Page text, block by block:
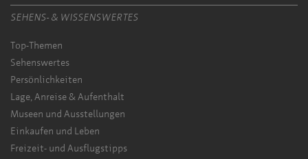
SEHENS- & WISSENSWERTES
Top-Themen
Sehenswertes
Persönlichkeiten
Lage, Anreise & Aufenthalt
Museen und Ausstellungen
Einkaufen und Leben
Freizeit- und Ausflugstipps